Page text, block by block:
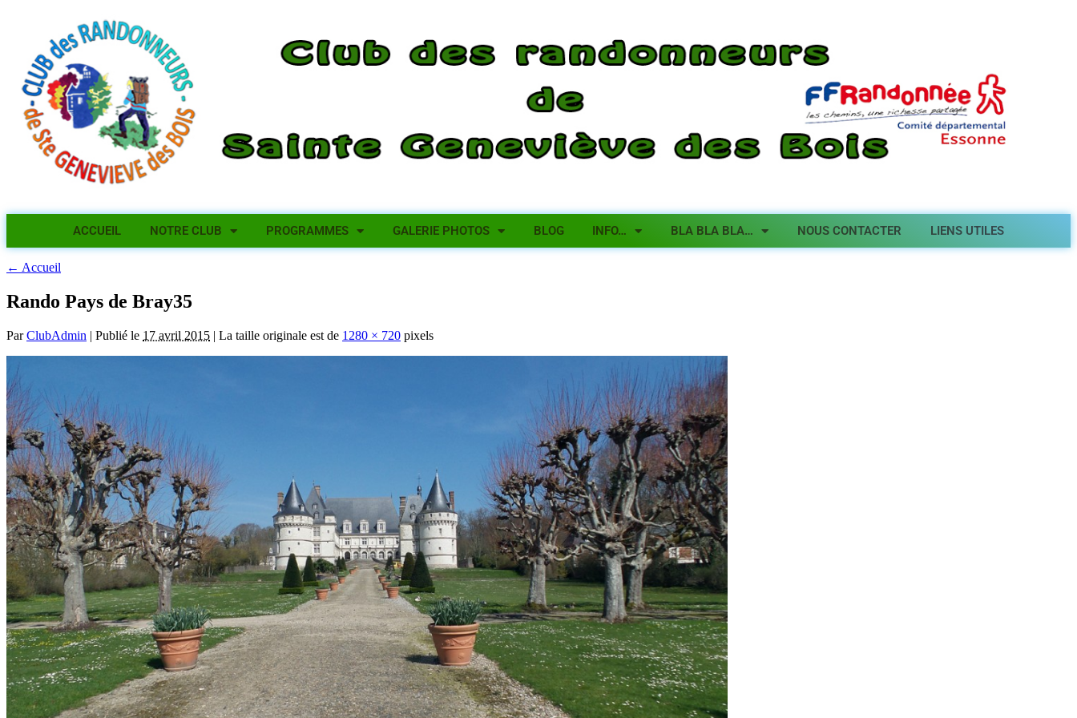
ACCUEIL NOTRE CLUB PROGRAMMES GALERIE PHOTOS BLOG INFO… BLA BLA BLA… NOUS CONTACTER LIENS UTILES
← Accueil
Rando Pays de Bray35
Par ClubAdmin | Publié le 17 avril 2015 | La taille originale est de 1280 × 720 pixels